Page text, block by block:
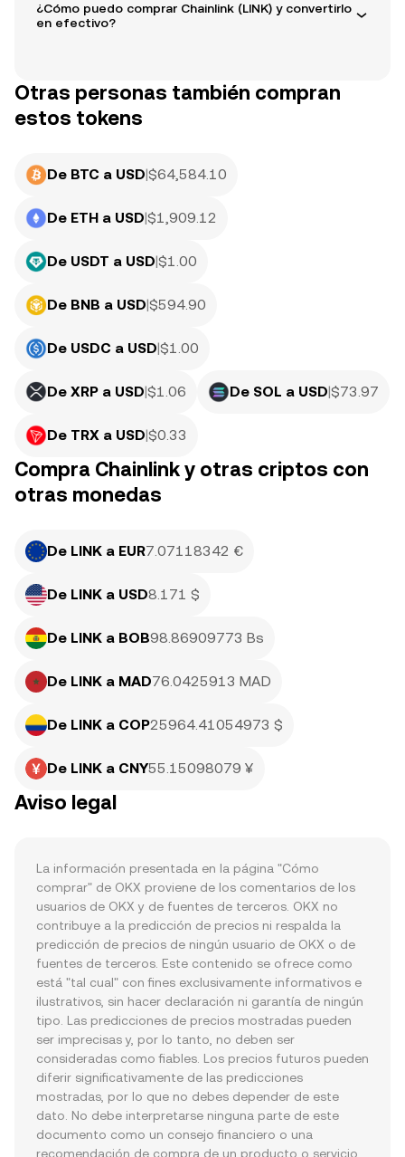
¿Cómo puedo comprar Chainlink (LINK) y convertirlo
en efectivo?
Otras personas también compran
estos tokens
De BTC a USD|$64,584.10
De ETH a USD|$1,909.12
De USDT a USD|$1.00
De BNB a USD|$594.90
De USDC a USD|$1.00
De XRP a USD|$1.06 De SOL a USD|$73.97
De TRX a USD|$0.33
Compra Chainlink y otras criptos con
otras monedas
De LINK a EUR7.07118342 €
De LINK a USD8.171 $
De LINK a BOB98.86909773 Bs
De LINK a MAD76.0425913 MAD
De LINK a COP25964.41054973 $
De LINK a CNY55.15098079 ¥
Aviso legal
La información presentada en la página "Cómo
comprar" de OKX proviene de los comentarios de los
usuarios de OKX y de fuentes de terceros. OKX no
contribuye a la predicción de precios ni respalda la
predicción de precios de ningún usuario de OKX o de
fuentes de terceros. Este contenido se ofrece como
está "tal cual" con fines exclusivamente informativos e
ilustrativos, sin hacer declaración ni garantía de ningún
tipo. Las predicciones de precios mostradas pueden
ser imprecisas y, por lo tanto, no deben ser
consideradas como fiables. Los precios futuros pueden
diferir significativamente de las predicciones
mostradas, por lo que no debes depender de este
dato. No debe interpretarse ninguna parte de este
documento como un consejo financiero o una
recomendación de compra de un producto o servicio